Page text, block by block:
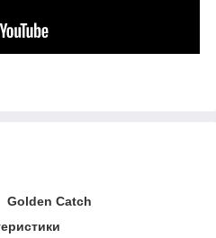
Golden Catch